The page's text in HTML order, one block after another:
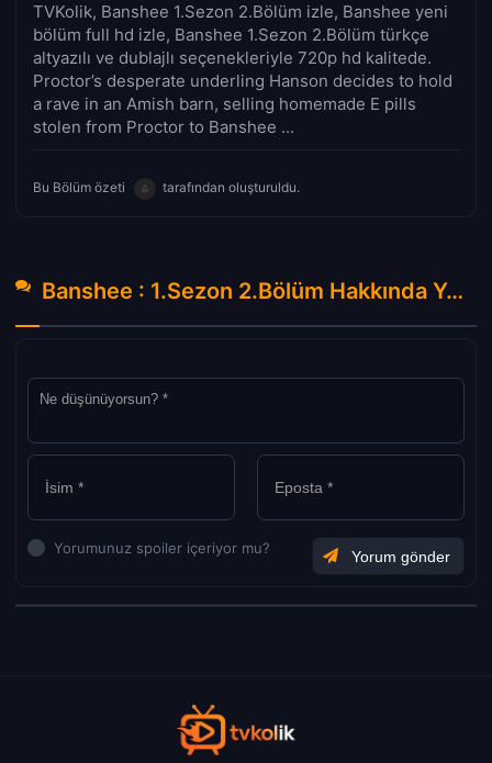
TVKolik, Banshee 1.Sezon 2.Bölüm izle, Banshee yeni
bölüm full hd izle, Banshee 1.Sezon 2.Bölüm türkçe
altyazılı ve dublajlı seçenekleriyle 720p hd kalitede.
Proctor’s desperate underling Hanson decides to hold
a rave in an Amish barn, selling homemade E pills
stolen from Proctor to Banshee ...
Bu Bölüm özeti tarafından oluşturuldu.
Banshee : 1.Sezon 2.Bölüm Hakkında Yorumlar
Yorumunuz spoiler içeriyor mu?